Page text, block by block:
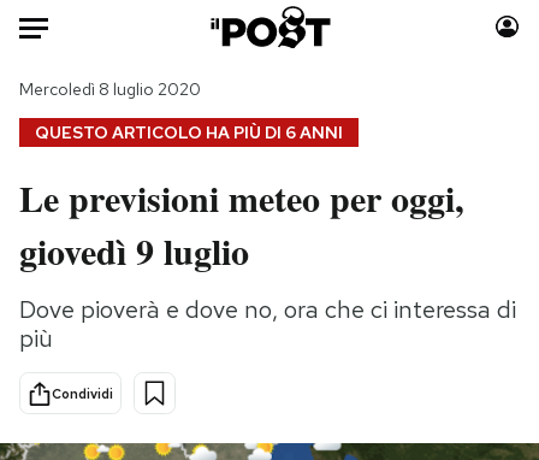
HOME
Italia
Mondo
Politica
Tecnologia
Scienza
Cultura
Economia
Moda
Storie/Idee
Altrecose
QUESTO ARTICOLO HA PIÙ DI 6 ANNI
Mercoledì 8 luglio 2020
Le previsioni meteo per oggi,
giovedì 9 luglio
Dove pioverà e dove no, ora che ci interessa di
più
Condividi